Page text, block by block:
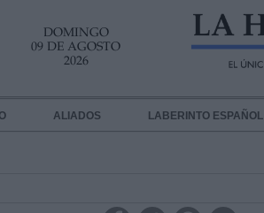
DOMINGO
09 DE AGOSTO
2026
ALIADOS LABERINTO ESPAÑOL
DE TUS DATOS